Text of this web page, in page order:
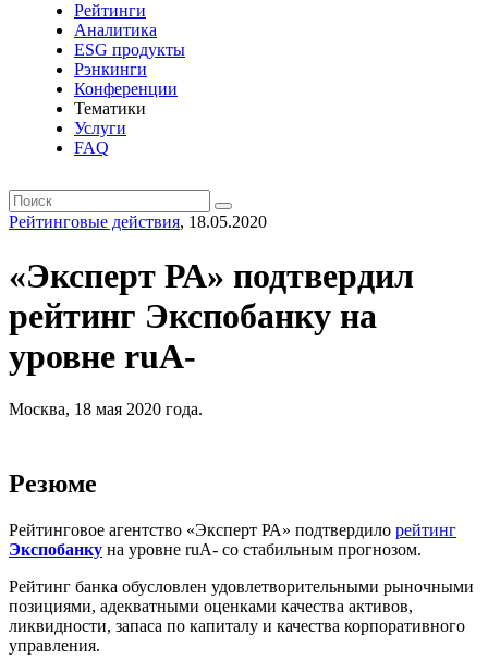
Рейтинги
Аналитика
ESG продукты
Рэнкинги
Конференции
Тематики
Услуги
FAQ
Рейтинговые действия, 18.05.2020
«Эксперт РА» подтвердил
рейтинг Экспобанку на
уровне ruА-
Москва, 18 мая 2020 года.
Резюме
Рейтинговое агентство «Эксперт РА» подтвердило рейтинг
Экспобанку на уровне ruА- со стабильным прогнозом.
Рейтинг банка обусловлен удовлетворительными рыночными
позициями, адекватными оценками качества активов,
ликвидности, запаса по капиталу и качества корпоративного
управления.